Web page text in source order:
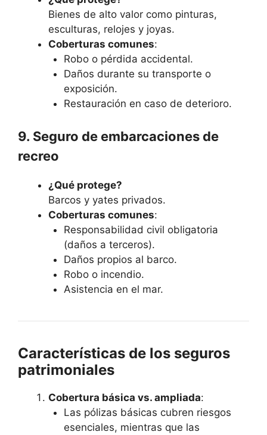
Bienes de alto valor como pinturas,
esculturas, relojes y joyas.
Coberturas comunes:
Robo o pérdida accidental.
Daños durante su transporte o
exposición.
Restauración en caso de deterioro.
9. Seguro de embarcaciones de
recreo
¿Qué protege?
Barcos y yates privados.
Coberturas comunes:
Responsabilidad civil obligatoria
(daños a terceros).
Daños propios al barco.
Robo o incendio.
Asistencia en el mar.
Características de los seguros
patrimoniales
Cobertura básica vs. ampliada:
Las pólizas básicas cubren riesgos
esenciales, mientras que las